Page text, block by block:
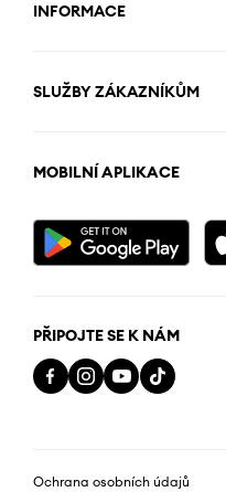
INFORMACE
SLUŽBY ZÁKAZNÍKŮM
MOBILNÍ APLIKACE
PŘIPOJTE SE K NÁM
Ochrana osobních údajů